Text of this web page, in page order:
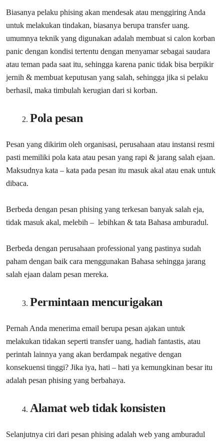
Biasanya pelaku phising akan mendesak atau menggiring Anda
untuk melakukan tindakan, biasanya berupa transfer uang.
umumnya teknik yang digunakan adalah membuat si calon korban
panic dengan kondisi tertentu dengan menyamar sebagai saudara
atau teman pada saat itu, sehingga karena panic tidak bisa berpikir
jernih & membuat keputusan yang salah, sehingga jika si pelaku
berhasil, maka timbulah kerugian dari si korban.
Pola pesan
Pesan yang dikirim oleh organisasi, perusahaan atau instansi resmi
pasti memiliki pola kata atau pesan yang rapi & jarang salah ejaan.
Maksudnya kata – kata pada pesan itu masuk akal atau enak untuk
dibaca.
Berbeda dengan pesan phising yang terkesan banyak salah eja,
tidak masuk akal, melebih – lebihkan & tata Bahasa amburadul.
Berbeda dengan perusahaan professional yang pastinya sudah
paham dengan baik cara menggunakan Bahasa sehingga jarang
salah ejaan dalam pesan mereka.
Permintaan mencurigakan
Pernah Anda menerima email berupa pesan ajakan untuk
melakukan tidakan seperti transfer uang, hadiah fantastis, atau
perintah lainnya yang akan berdampak negative dengan
konsekuensi tinggi? Jika iya, hati – hati ya kemungkinan besar itu
adalah pesan phising yang berbahaya.
Alamat web tidak konsisten
Selanjutnya ciri dari pesan phising adalah web yang amburadul